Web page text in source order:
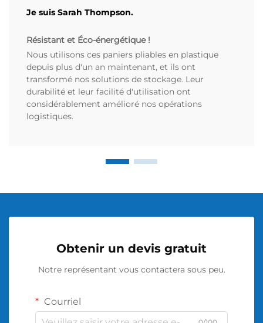
Je suis Sarah Thompson.
Résistant et Éco-énergétique !
Nous utilisons ces paniers pliables en plastique
depuis plus d'un an maintenant, et ils ont
transformé nos solutions de stockage. Leur
durabilité et leur facilité d'utilisation ont
considérablement amélioré nos opérations
logistiques.
Obtenir un devis gratuit
Notre représentant vous contactera sous peu.
Courriel